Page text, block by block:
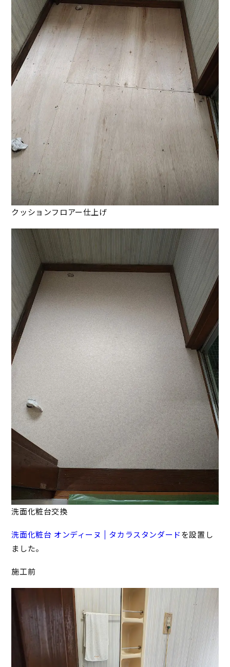
クッションフロアー仕上げ
洗面化粧台交換
洗面化粧台 オンディーヌ | タカラスタンダード を設置し
ました。
施工前